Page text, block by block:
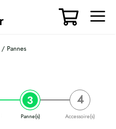
/ Pannes
Panne(s) Accessoire(s)